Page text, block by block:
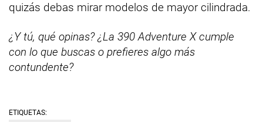
quizás debas mirar modelos de mayor cilindrada.
¿Y tú, qué opinas? ¿La 390 Adventure X cumple
con lo que buscas o prefieres algo más
contundente?
ETIQUETAS: